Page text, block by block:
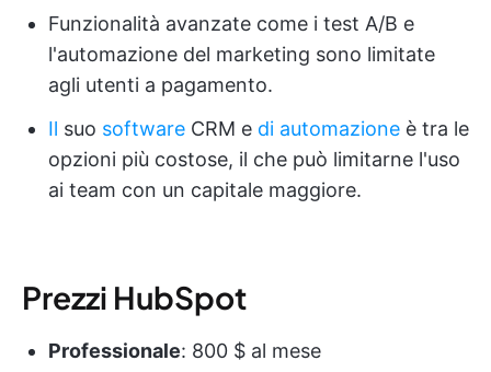
Funzionalità avanzate come i test A/B e
l'automazione del marketing sono limitate
agli utenti a pagamento.
Il suo software CRM e di automazione è tra le
opzioni più costose, il che può limitarne l'uso
ai team con un capitale maggiore.
Prezzi HubSpot
Professionale: 800 $ al mese